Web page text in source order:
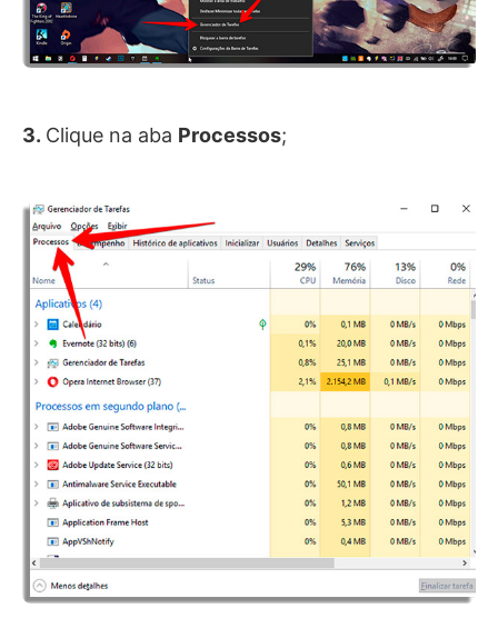
3. Clique na aba Processos;